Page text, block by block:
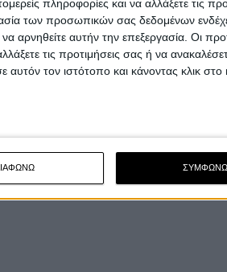
πληροφορίες και να αλλάξετε τις
των προσωπικών σας δεδομένων
αρνηθείτε αυτήν την επεξεργασία. Οι
τις προτιμήσεις σας ή να
τον ιστότοπο και κάνοντας κλικ στο
ΣΥΜΦΩΝΩ